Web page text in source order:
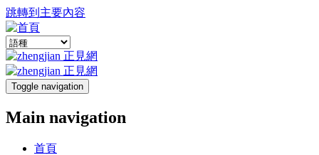
跳轉到主要內容
Toggle navigation
Main navigation
首頁